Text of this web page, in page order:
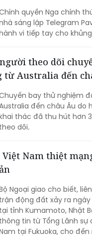
hành vi tiếp tay cho khủng
theo dõi
Chuyến bay thử nghiệm
đến châu Âu do
khai thác đã thu hút hơn
theo dõi.
Nam thiệt
Bộ Ngoại giao cho biết,
trận động đất xảy ra ngày
tỉnh Kumamoto, Nhật
tin từ Tổng Lãnh sự
Nam tại Fukuoka, cho đến
công dân Việt Nam thiệt
công dân Việt Nam bị
động đất.
thiệt mạng sau